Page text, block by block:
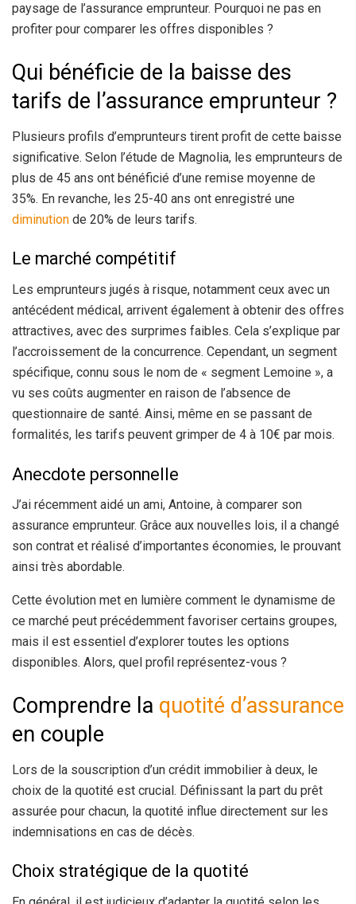
paysage de l’assurance emprunteur. Pourquoi ne pas en
profiter pour comparer les offres disponibles ?
Qui bénéficie de la baisse des
tarifs de l’assurance emprunteur ?
Plusieurs profils d’emprunteurs tirent profit de cette baisse
significative. Selon l’étude de Magnolia, les emprunteurs de
plus de 45 ans ont bénéficié d’une remise moyenne de
35%. En revanche, les 25-40 ans ont enregistré une
diminution de 20% de leurs tarifs.
Le marché compétitif
Les emprunteurs jugés à risque, notamment ceux avec un
antécédent médical, arrivent également à obtenir des offres
attractives, avec des surprimes faibles. Cela s’explique par
l’accroissement de la concurrence. Cependant, un segment
spécifique, connu sous le nom de « segment Lemoine », a
vu ses coûts augmenter en raison de l’absence de
questionnaire de santé. Ainsi, même en se passant de
formalités, les tarifs peuvent grimper de 4 à 10€ par mois.
Anecdote personnelle
J’ai récemment aidé un ami, Antoine, à comparer son
assurance emprunteur. Grâce aux nouvelles lois, il a changé
son contrat et réalisé d’importantes économies, le prouvant
ainsi très abordable.
Cette évolution met en lumière comment le dynamisme de
ce marché peut précédemment favoriser certains groupes,
mais il est essentiel d’explorer toutes les options
disponibles. Alors, quel profil représentez-vous ?
Comprendre la quotité d’assurance
en couple
Lors de la souscription d’un crédit immobilier à deux, le
choix de la quotité est crucial. Définissant la part du prêt
assurée pour chacun, la quotité influe directement sur les
indemnisations en cas de décès.
Choix stratégique de la quotité